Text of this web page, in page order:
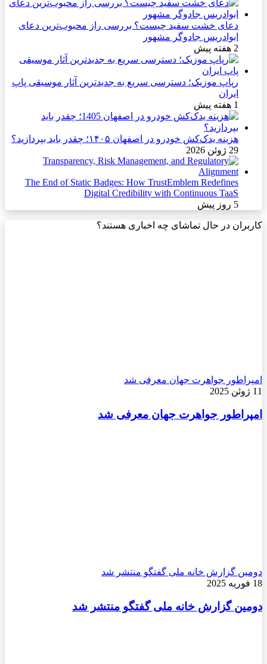
دعای خشت سفید چیست؟ بررسی راز محبوب‌ترین دعای
ابوادریس جادوگر مشهور
2 هفته پیش
رپاپ موزیک؛ دسترسی سریع به جدیدترین آثار موسیقی پاپ
ایران
1 هفته پیش
هزینه یدک‌کش خودرو در اصفهان ۱۴۰۵؛ چقدر باید بپردازید؟
29 ژوئن 2026
The End of Static Badges: How TrustEmblem Redefines
Digital Credibility with Continuous TaaS
5 روز پیش
کاربران در حال تماشای چه اخباری هستند؟
امپراطور جواهرت جهان معرفی شد
11 ژوئن 2025
امپراطور جواهرت جهان معرفی شد
دومین گزارش خانه ملی گفتگو منتشر شد
18 فوریه 2025
دومین گزارش خانه ملی گفتگو منتشر شد